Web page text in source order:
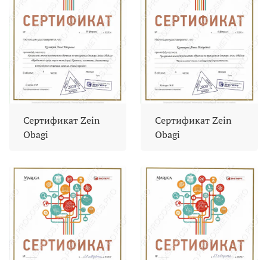
Сертификат Zein
Obagi
Сертификат Zein
Obagi